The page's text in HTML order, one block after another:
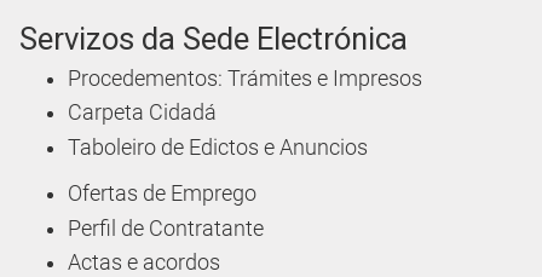
Servizos da Sede Electrónica
Procedementos: Trámites e Impresos
Carpeta Cidadá
Taboleiro de Edictos e Anuncios
Ofertas de Emprego
Perfil de Contratante
Actas e acordos